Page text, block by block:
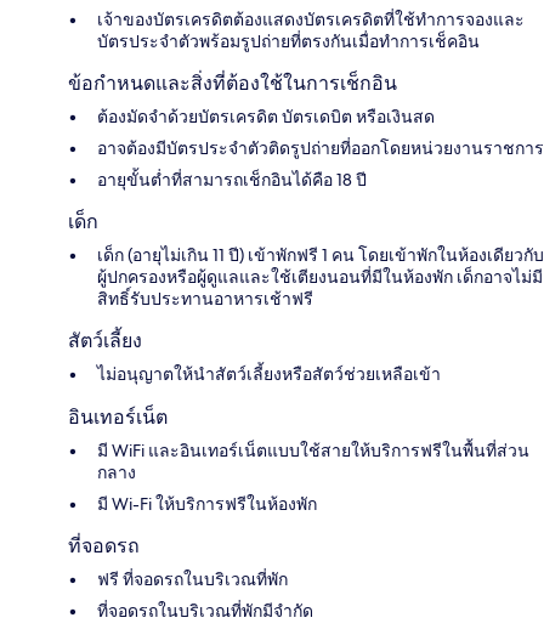
เจ้าของบัตรเครดิตต้องแสดงบัตรเครดิตที่ใช้ทำการจองและ
บัตรประจำตัวพร้อมรูปถ่ายที่ตรงกันเมื่อทำการเช็คอิน
ข้อกำหนดและสิ่งที่ต้องใช้ในการเช็กอิน
ต้องมัดจำด้วยบัตรเครดิต บัตรเดบิต หรือเงินสด
อาจต้องมีบัตรประจำตัวติดรูปถ่ายที่ออกโดยหน่วยงานราชการ
อายุขั้นต่ำที่สามารถเช็กอินได้คือ 18 ปี
เด็ก
เด็ก (อายุไม่เกิน 11 ปี) เข้าพักฟรี 1 คน โดยเข้าพักในห้องเดียวกับ
ผู้ปกครองหรือผู้ดูแลและใช้เตียงนอนที่มีในห้องพัก เด็กอาจไม่มี
สิทธิ์รับประทานอาหารเช้าฟรี
สัตว์เลี้ยง
ไม่อนุญาตให้นำสัตว์เลี้ยงหรือสัตว์ช่วยเหลือเข้า
อินเทอร์เน็ต
มี WiFi และอินเทอร์เน็ตแบบใช้สายให้บริการฟรีในพื้นที่ส่วน
กลาง
มี Wi-Fi ให้บริการฟรีในห้องพัก
ที่จอดรถ
ฟรี ที่จอดรถในบริเวณที่พัก
ที่จอดรถในบริเวณที่พักมีจำกัด